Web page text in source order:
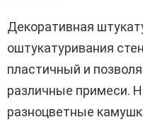
Декоративная
оштукатуривания
пластичный и
различные примеси.
разноцветные